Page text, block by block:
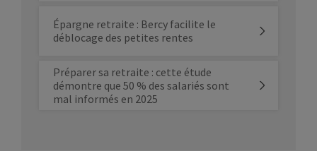
Épargne retraite : Bercy facilite le
déblocage des petites rentes
Préparer sa retraite : cette étude
démontre que 50 % des salariés sont
mal informés en 2025